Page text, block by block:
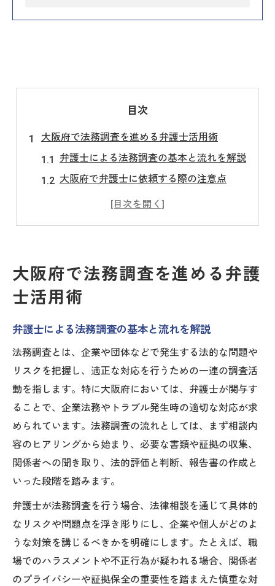
目次
大阪府で法務調査を進める弁護士活用術
弁護士による法務調査の基本と流れを解説
大阪府で弁護士に依頼する際の注意点
弁護士の視点で見る法務調査の進め方
弁護士が解説する公益通報の基本手続き
公益通報窓口の選び方と弁護士の活用法
弁護士視点でみる通報時の注意事項
公益通報者保護法に基づく提出書類の準備
相談から通報まで弁護士が支援する流れ
弁護士目線で考える大阪府の相談窓口活用
弁護士が選ぶ大阪府の主な相談窓口
相談窓口ごとの特徴と弁護士の役割
労働相談センター活用時の弁護士サポート
オンライン相談や夜間対応の活用法
法務調査を安心して進めるためのポイント
守秘義務を守りながら調査を進める方法
大阪府総務サービスセンターの活用術
大阪府で法務調査を進める弁護
士活用術
弁護士による法務調査の基本と流れを解説
法務調査とは、企業や団体などで発生する法的な問題や
リスクを把握し、適正な対応を行うための一連の調査活
動を指します。特に大阪府においては、弁護士が関与す
ることで、企業法務やトラブル発生時の適切な対応が求
められています。法務調査の流れとしては、まず相談内
容のヒアリングから始まり、必要な書類や証拠の収集、
関係者への聞き取り、法的評価と判断、報告書の作成と
いった段階を踏みます。
弁護士が法務調査を行う場合、法律相談を通じて具体的
なリスクや問題点を浮き彫りにし、企業や個人がどのよ
うな対策を講じるべきかを明確にします。たとえば、職
場でのハラスメントや不正行為が疑われる場合、関係者
のプライバシーや証拠保全の重要性を踏まえた慎重な対